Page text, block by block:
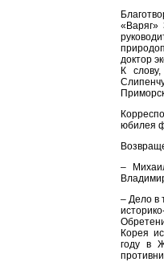
«Варяг»
доктор
К
юбилея
–
– Дело в
Корея
году в